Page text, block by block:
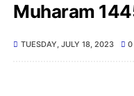
Muharam
TUESDAY, JULY 18, 2023 0